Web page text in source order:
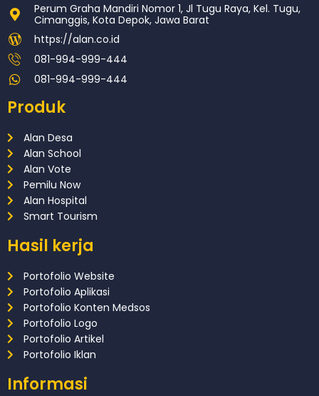
Perum Graha Mandiri Nomor 1, Jl Tugu Raya, Kel. Tugu,
Cimanggis, Kota Depok, Jawa Barat
https://alan.co.id
081-994-999-444
081-994-999-444
Produk
Alan Desa
Alan School
Alan Vote
Pemilu Now
Alan Hospital
Smart Tourism
Hasil kerja
Portofolio Website
Portofolio Aplikasi
Portofolio Konten Medsos
Portofolio Logo
Portofolio Artikel
Portofolio Iklan
Informasi